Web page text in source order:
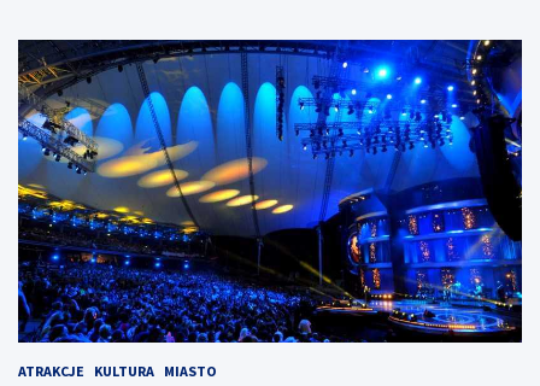
ATRAKCJE KULTURA MIASTO